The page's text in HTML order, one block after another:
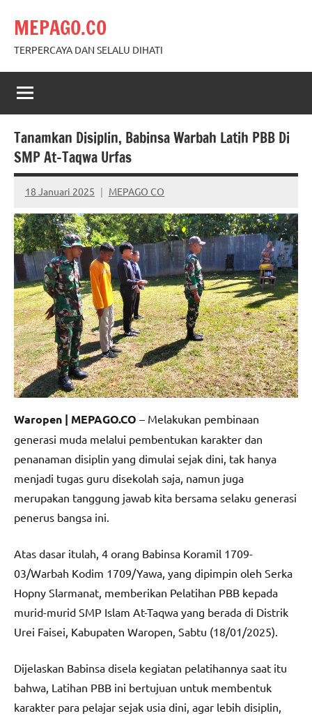
content
MEPAGO.CO
TERPERCAYA DAN SELALU DIHATI
Tanamkan Disiplin, Babinsa Warbah Latih PBB Di
SMP At-Taqwa Urfas
18 Januari 2025 MEPAGO CO
No
comments
Waropen | MEPAGO.CO – Melakukan pembinaan
generasi muda melalui pembentukan karakter dan
penanaman disiplin yang dimulai sejak dini, tak hanya
menjadi tugas guru disekolah saja, namun juga
merupakan tanggung jawab kita bersama selaku generasi
penerus bangsa ini.
Atas dasar itulah, 4 orang Babinsa Koramil 1709-
03/Warbah Kodim 1709/Yawa, yang dipimpin oleh Serka
Hopny Slarmanat, memberikan Pelatihan PBB kepada
murid-murid SMP Islam At-Taqwa yang berada di Distrik
Urei Faisei, Kabupaten Waropen, Sabtu (18/01/2025).
Dijelaskan Babinsa disela kegiatan pelatihannya saat itu
bahwa, Latihan PBB ini bertujuan untuk membentuk
karakter para pelajar sejak usia dini, agar lebih disiplin,